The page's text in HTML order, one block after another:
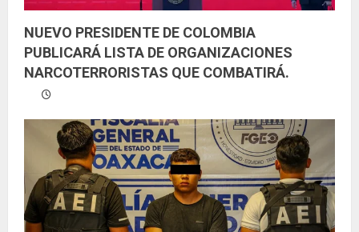
NUEVO PRESIDENTE DE COLOMBIA
PUBLICARÁ LISTA DE ORGANIZACIONES
NARCOTERRORISTAS QUE COMBATIRÁ.